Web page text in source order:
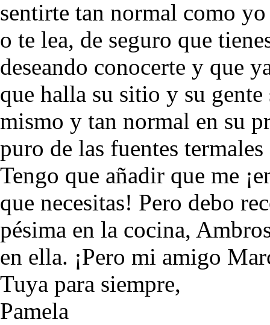
sentirte tan normal como
o te lea, de seguro que
deseando conocerte y que
que halla su sitio y su
mismo y tan normal en su
puro de las fuentes
Tengo que añadir que me
que necesitas! Pero debo
pésima en la cocina,
en ella. ¡Pero mi amigo
Tuya para siempre,
Pamela